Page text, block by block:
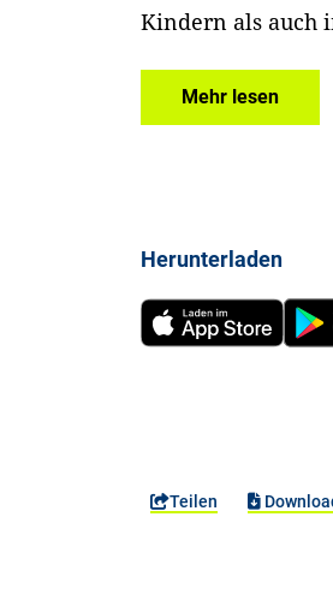
Kindern als auch
Mehr lesen
Herunterladen
Teilen